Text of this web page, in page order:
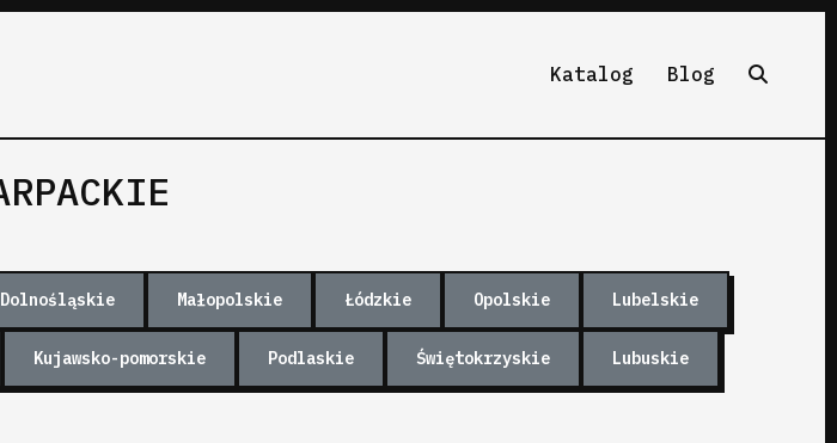
Katalog Blog
Dolnośląskie Małopolskie Łódzkie Opolskie Lubelskie
Kujawsko-pomorskie Podlaskie Świętokrzyskie Lubuskie